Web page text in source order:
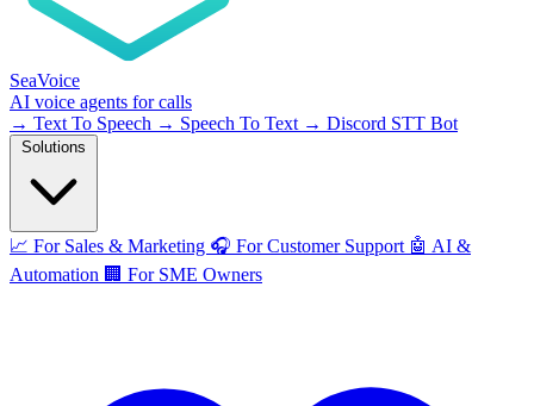
SeaVoice
AI voice agents for calls
→ Text To Speech → Speech To Text → Discord STT Bot
📈 For Sales & Marketing 🎧 For Customer Support 🤖 AI &
Automation 🏢 For SME Owners